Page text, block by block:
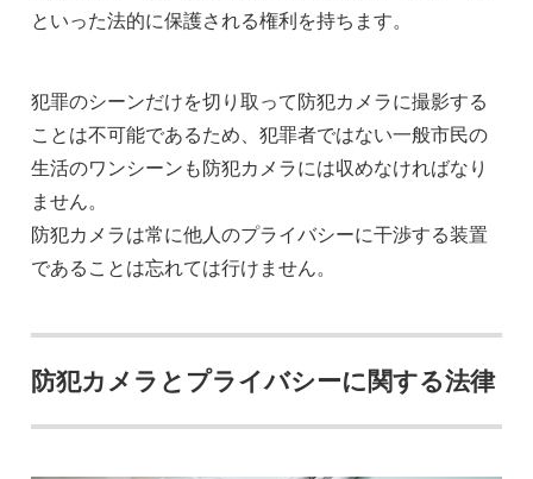
といった法的に保護される権利を持ちます。
犯罪のシーンだけを切り取って防犯カメラに撮影する
ことは不可能であるため、犯罪者ではない一般市民の
生活のワンシーンも防犯カメラには収めなければなり
ません。
防犯カメラは常に他人のプライバシーに干渉する装置
であることは忘れては行けません。
防犯カメラとプライバシーに関する法律